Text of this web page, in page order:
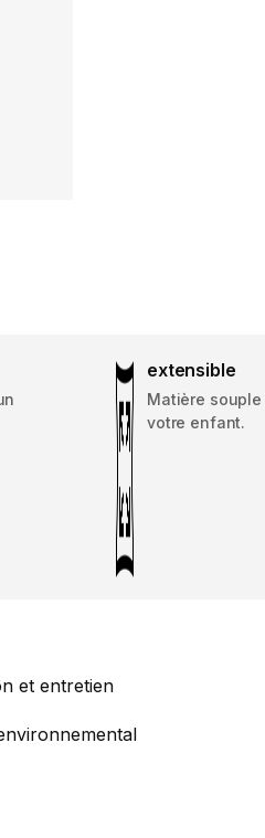
extensible
Matière
votre enfant.
et entretien